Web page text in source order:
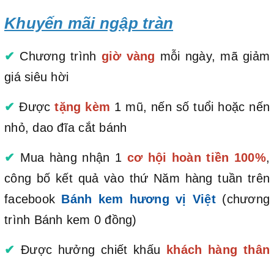
Khuyến mãi ngập tràn
✔ Chương trình giờ vàng mỗi ngày, mã giảm
giá siêu hời
✔ Được tặng kèm 1 mũ, nến số tuổi hoặc nến
nhỏ, dao đĩa cắt bánh
✔ Mua hàng nhận 1 cơ hội hoàn tiền 100%,
công bố kết quả vào thứ Năm hàng tuần trên
facebook Bánh kem hương vị Việt(chương
trình Bánh kem 0 đồng)
✔ Được hưởng chiết khấu khách hàng thân